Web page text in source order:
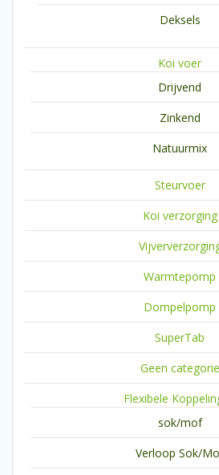
Deksels
Koi voer
Drijvend
Zinkend
Natuurmix
Steurvoer
Koi verzorging
Warmtepomp
Dompelpomp
SuperTab
Geen categorie
Flexibele
sok/mof
Verloop Sok/